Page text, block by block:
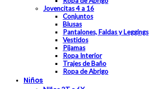
Jovencitas 4 a 16
Conjuntos
Blusas
Pantalones, Faldas y Leggings
Vestidos
Pijamas
Ropa Interior
Trajes de Baño
Ropa de Abrigo
Niños